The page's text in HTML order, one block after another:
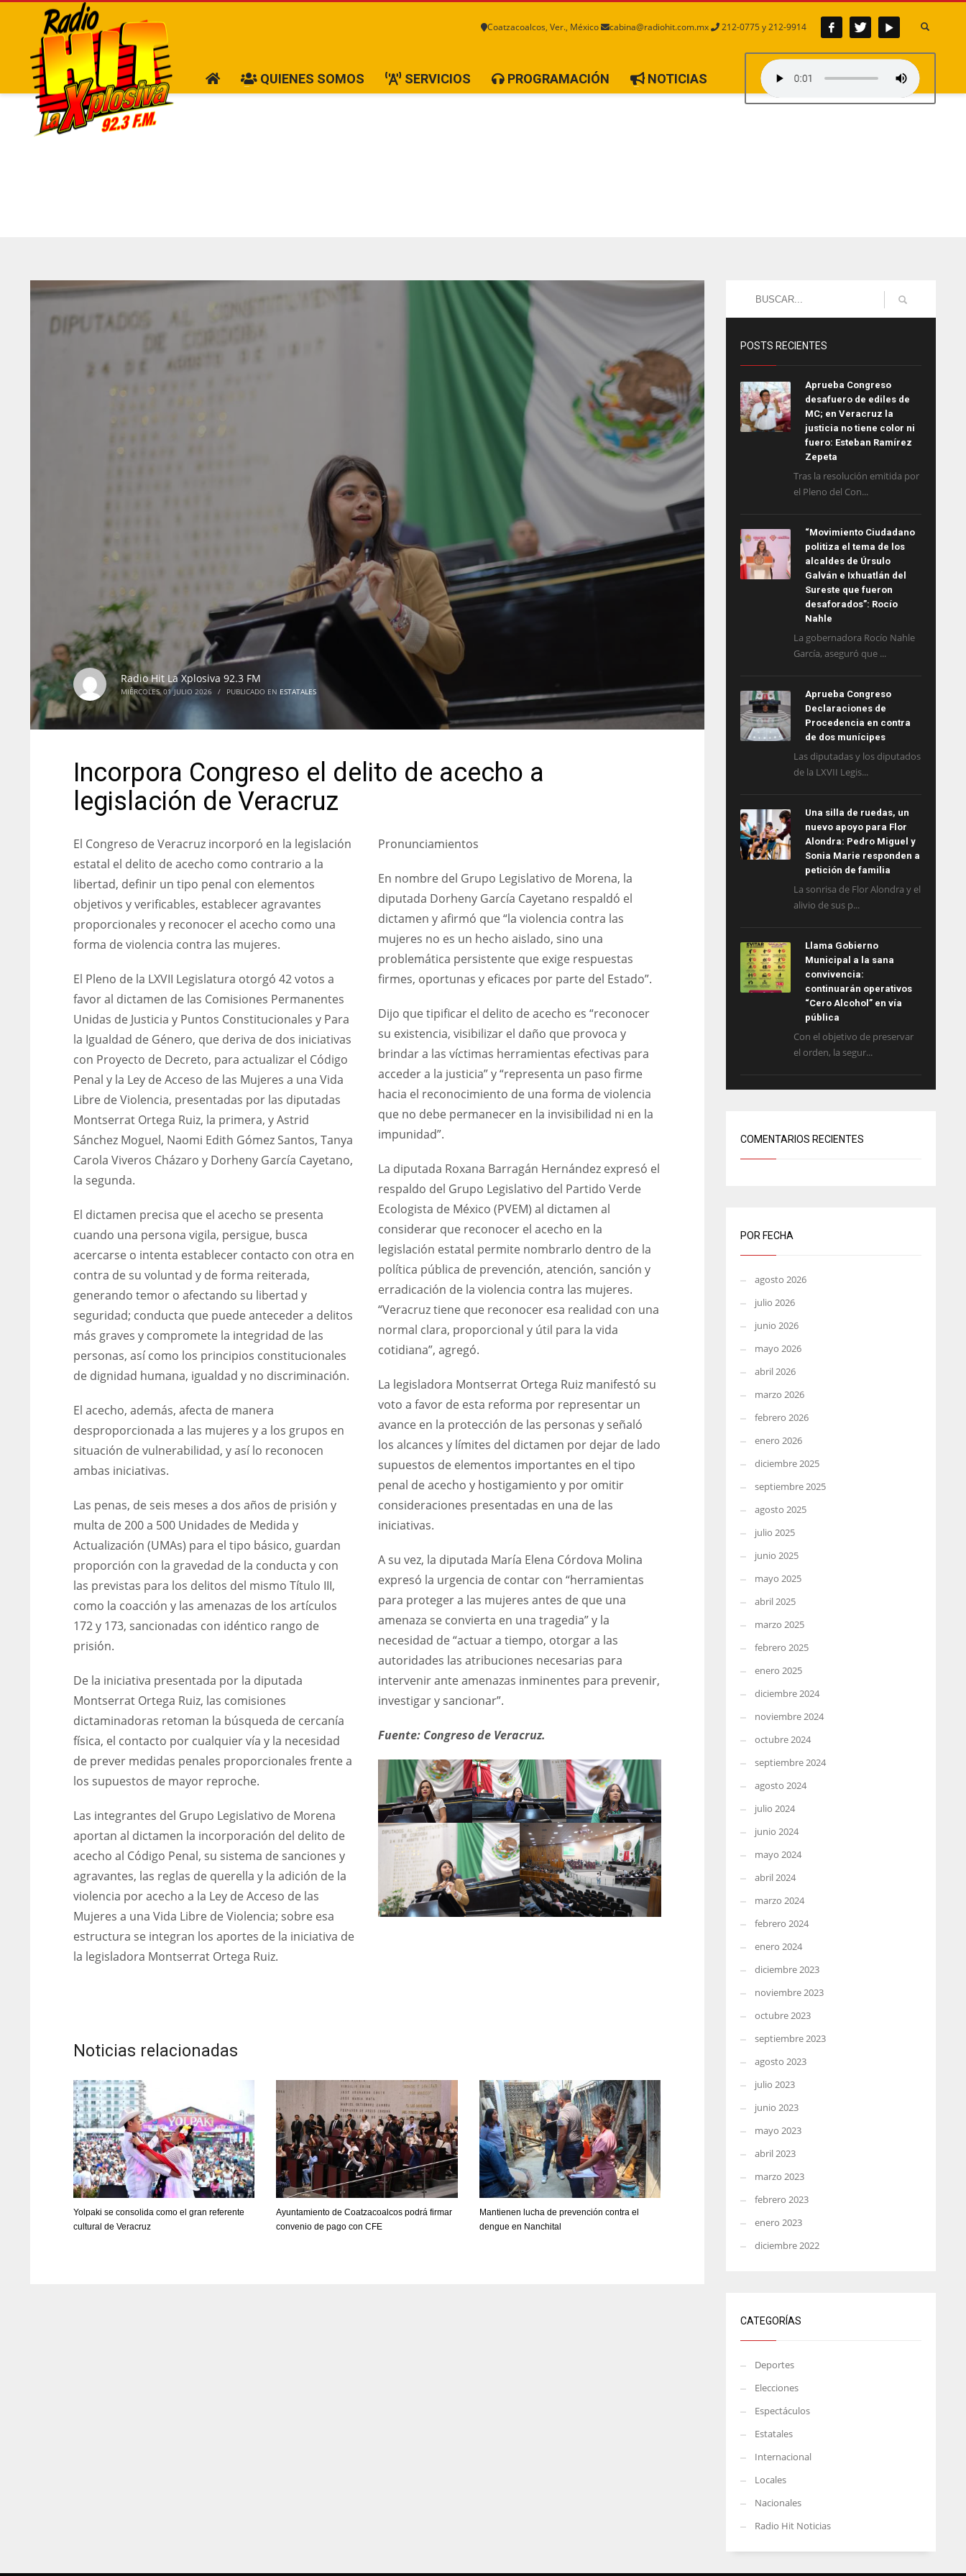
Coatzacoalcos, Ver., México cabina@radiohit.com.mx 212-0775 y 212-9914
QUIENES SOMOS SERVICIOS PROGRAMACIÓN NOTICIAS
Radio Hit La Xplosiva 92.3 FM
MIÉRCOLES, 01 JULIO 2026 / PUBLICADO EN ESTATALES
Incorpora Congreso el delito de acecho a
legislación de Veracruz
El Congreso de Veracruz incorporó en la legislación
estatal el delito de acecho como contrario a la
libertad, definir un tipo penal con elementos
objetivos y verificables, establecer agravantes
proporcionales y reconocer el acecho como una
forma de violencia contra las mujeres.
El Pleno de la LXVII Legislatura otorgó 42 votos a
favor al dictamen de las Comisiones Permanentes
Unidas de Justicia y Puntos Constitucionales y Para
la Igualdad de Género, que deriva de dos iniciativas
con Proyecto de Decreto, para actualizar el Código
Penal y la Ley de Acceso de las Mujeres a una Vida
Libre de Violencia, presentadas por las diputadas
Montserrat Ortega Ruiz, la primera, y Astrid
Sánchez Moguel, Naomi Edith Gómez Santos, Tanya
Carola Viveros Cházaro y Dorheny García Cayetano,
la segunda.
El dictamen precisa que el acecho se presenta
cuando una persona vigila, persigue, busca
acercarse o intenta establecer contacto con otra en
contra de su voluntad y de forma reiterada,
generando temor o afectando su libertad y
seguridad; conducta que puede anteceder a delitos
más graves y compromete la integridad de las
personas, así como los principios constitucionales
de dignidad humana, igualdad y no discriminación.
El acecho, además, afecta de manera
desproporcionada a las mujeres y a los grupos en
situación de vulnerabilidad, y así lo reconocen
ambas iniciativas.
Las penas, de seis meses a dos años de prisión y
multa de 200 a 500 Unidades de Medida y
Actualización (UMAs) para el tipo básico, guardan
proporción con la gravedad de la conducta y con
las previstas para los delitos del mismo Título III,
como la coacción y las amenazas de los artículos
172 y 173, sancionadas con idéntico rango de
prisión.
De la iniciativa presentada por la diputada
Montserrat Ortega Ruiz, las comisiones
dictaminadoras retoman la búsqueda de cercanía
física, el contacto por cualquier vía y la necesidad
de prever medidas penales proporcionales frente a
los supuestos de mayor reproche.
Las integrantes del Grupo Legislativo de Morena
aportan al dictamen la incorporación del delito de
acecho al Código Penal, su sistema de sanciones y
agravantes, las reglas de querella y la adición de la
violencia por acecho a la Ley de Acceso de las
Mujeres a una Vida Libre de Violencia; sobre esa
estructura se integran los aportes de la iniciativa de
la legisladora Montserrat Ortega Ruiz.
Pronunciamientos
En nombre del Grupo Legislativo de Morena, la
diputada Dorheny García Cayetano respaldó el
dictamen y afirmó que “la violencia contra las
mujeres no es un hecho aislado, sino una
problemática persistente que exige respuestas
firmes, oportunas y eficaces por parte del Estado”.
Dijo que tipificar el delito de acecho es “reconocer
su existencia, visibilizar el daño que provoca y
brindar a las víctimas herramientas efectivas para
acceder a la justicia” y “representa un paso firme
hacia el reconocimiento de una forma de violencia
que no debe permanecer en la invisibilidad ni en la
impunidad”.
La diputada Roxana Barragán Hernández expresó el
respaldo del Grupo Legislativo del Partido Verde
Ecologista de México (PVEM) al dictamen al
considerar que reconocer el acecho en la
legislación estatal permite nombrarlo dentro de la
política pública de prevención, atención, sanción y
erradicación de la violencia contra las mujeres.
“Veracruz tiene que reconocer esa realidad con una
normal clara, proporcional y útil para la vida
cotidiana”, agregó.
La legisladora Montserrat Ortega Ruiz manifestó su
voto a favor de esta reforma por representar un
avance en la protección de las personas y señaló
los alcances y límites del dictamen por dejar de lado
supuestos de elementos importantes en el tipo
penal de acecho y hostigamiento y por omitir
consideraciones presentadas en una de las
iniciativas.
A su vez, la diputada María Elena Córdova Molina
expresó la urgencia de contar con “herramientas
para proteger a las mujeres antes de que una
amenaza se convierta en una tragedia” y la
necesidad de “actuar a tiempo, otorgar a las
autoridades las atribuciones necesarias para
intervenir ante amenazas inminentes para prevenir,
investigar y sancionar”.
Fuente: Congreso de Veracruz.
Noticias relacionadas
Yolpaki se consolida como el gran referente
cultural de Veracruz
Ayuntamiento de Coatzacoalcos podrá firmar
convenio de pago con CFE
Mantienen lucha de prevención contra el
dengue en Nanchital
POSTS RECIENTES
Aprueba Congreso
desafuero de ediles de
MC; en Veracruz la
justicia no tiene color ni
fuero: Esteban Ramírez
Zepeta
Tras la resolución emitida por
el Pleno del Con...
“Movimiento Ciudadano
politiza el tema de los
alcaldes de Úrsulo
Galván e Ixhuatlán del
Sureste que fueron
desaforados”: Rocío
Nahle
La gobernadora Rocío Nahle
García, aseguró que ...
Aprueba Congreso
Declaraciones de
Procedencia en contra
de dos munícipes
Las diputadas y los diputados
de la LXVII Legis...
Una silla de ruedas, un
nuevo apoyo para Flor
Alondra: Pedro Miguel y
Sonia Marie responden a
petición de familia
La sonrisa de Flor Alondra y el
alivio de sus p...
Llama Gobierno
Municipal a la sana
convivencia:
continuarán operativos
“Cero Alcohol” en vía
pública
Con el objetivo de preservar
el orden, la segur...
COMENTARIOS RECIENTES
POR FECHA
agosto 2026
julio 2026
junio 2026
mayo 2026
abril 2026
marzo 2026
febrero 2026
enero 2026
diciembre 2025
septiembre 2025
agosto 2025
julio 2025
junio 2025
mayo 2025
abril 2025
marzo 2025
febrero 2025
enero 2025
diciembre 2024
noviembre 2024
octubre 2024
septiembre 2024
agosto 2024
julio 2024
junio 2024
mayo 2024
abril 2024
marzo 2024
febrero 2024
enero 2024
diciembre 2023
noviembre 2023
octubre 2023
septiembre 2023
agosto 2023
julio 2023
junio 2023
mayo 2023
abril 2023
marzo 2023
febrero 2023
enero 2023
diciembre 2022
CATEGORÍAS
Deportes
Elecciones
Espectáculos
Estatales
Internacional
Locales
Nacionales
Radio Hit Noticias